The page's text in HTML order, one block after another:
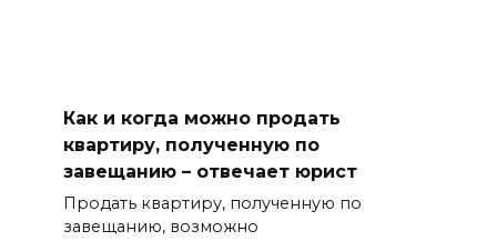
Как и когда можно продать
квартиру, полученную по
завещанию – отвечает юрист
Продать квартиру, полученную по
завещанию, возможно